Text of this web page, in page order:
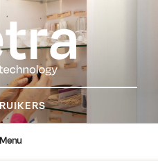
Menu